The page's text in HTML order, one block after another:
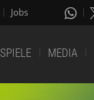
Jobs
SPIELE MEDIA